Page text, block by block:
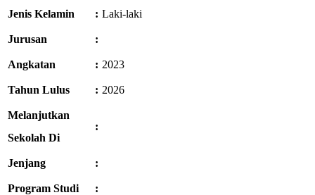
Jenis Kelamin : Laki-laki
Jurusan :
Angkatan : 2023
Tahun Lulus : 2026
Melanjutkan
Sekolah Di
:
Jenjang :
Program Studi :